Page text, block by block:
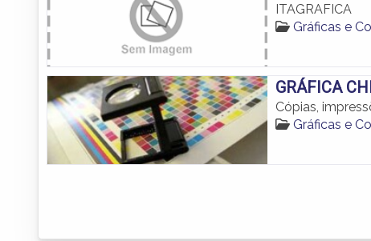
ITAGRAFICA
Gráficas e
GRÁFICA
Cópias,
Gráficas e